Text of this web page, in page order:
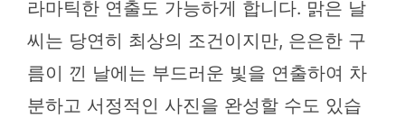
라마틱한 연출도 가능하게 합니다. 맑은 날
씨는 당연히 최상의 조건이지만, 은은한 구
름이 낀 날에는 부드러운 빛을 연출하여 차
분하고 서정적인 사진을 완성할 수도 있습